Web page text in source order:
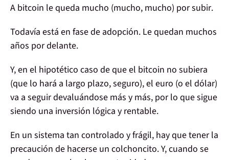
A bitcoin le queda mucho (mucho, mucho) por subir.
Todavía está en fase de adopción. Le quedan muchos
años por delante.
Y, en el hipotético caso de que el bitcoin no subiera
(que lo hará a largo plazo, seguro), el euro (o el dólar)
va a seguir devaluándose más y más, por lo que sigue
siendo una inversión lógica y rentable.
En un sistema tan controlado y frágil, hay que tener la
precaución de hacerse un colchoncito. Y, cuando se